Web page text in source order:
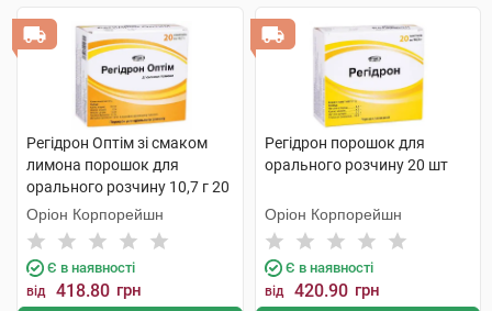
Регідрон Оптім зі смаком
лимона порошок для
орального розчину 10,7 г 20
пакетиків
Оріон Корпорейшн
Є в наявності
від 418.80 грн
Регідрон порошок для
орального розчину 20 шт
Оріон Корпорейшн
Є в наявності
від 420.90 грн